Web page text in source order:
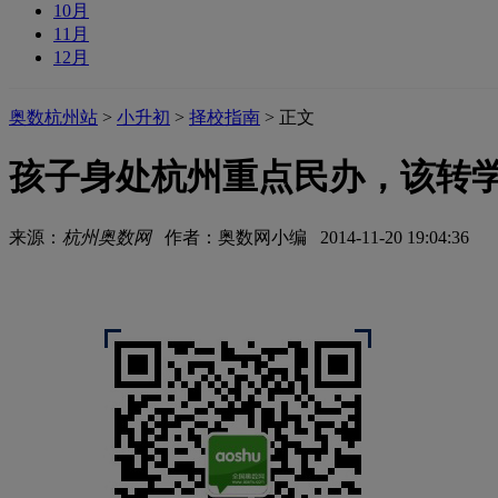
10月
11月
12月
奥数杭州站 > 小升初 > 择校指南 > 正文
孩子身处杭州重点民办，该转
来源： 杭州奥数网作者：奥数网小编 2014-11-20 19:04:36